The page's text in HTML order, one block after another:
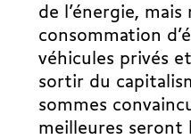
de l’énergie,
consommation
véhicules privés
sortir du
sommes
meilleures seront